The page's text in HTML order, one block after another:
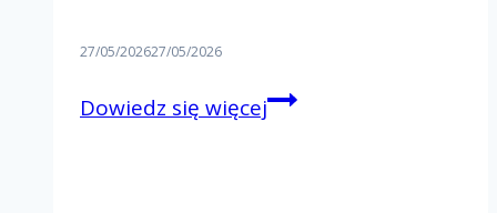
27/05/202627/05/2026
Dowiedz się więcejRejonowy